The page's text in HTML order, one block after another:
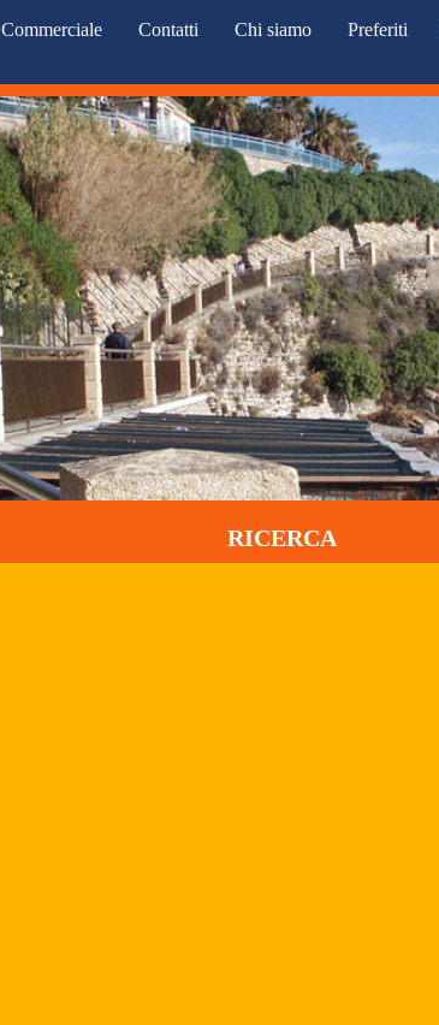
Commerciale Contatti Chi siamo Preferiti
RICERCA